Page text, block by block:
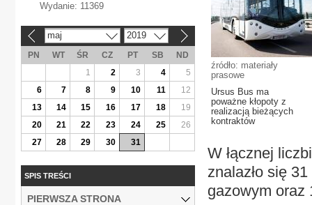
źródło: materiały
prasowe
Ursus Bus ma
poważne kłopoty z
realizacją bieżących
kontraktów
W łącznej
znalazło się
gazowym oraz
Wydanie: 11369
maj 2019
PN WT ŚR CZ PT SB
ND
1
2 3 4
5
6
7 8 9 10 11
12
13
14 15 16 17 18
19
20
21 22 23 24 25
26
27
28 29 30 31
SPIS TREŚCI
PIERWSZA STRONA